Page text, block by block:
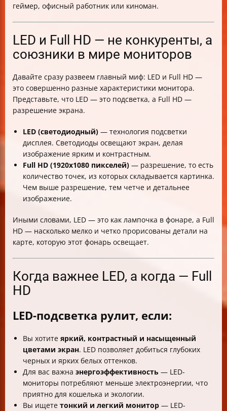
геймер, офисный работник или киноман.
LED и Full HD — не конкуренты, а
союзники в мире мониторов
Давайте сразу развеем главный миф: LED и Full HD —
это совершенно разные характеристики монитора.
Представьте, что LED — это подсветка, а Full HD —
разрешение экрана.
LED (светодиодный) — технология подсветки
дисплея. Светодиоды освещают экран, делая
изображение ярким и контрастным.
Full HD (1920x1080 пикселей) — разрешение, то есть
количество точек, из которых складывается картинка.
Чем выше разрешение, тем четче и детальнее
изображение.
Иными словами, LED — это как лампочка в фонаре, а Full
HD — насколько мелко и четко прорисованы детали на
карте, которую этот фонарь освещает.
Когда важнее LED, а когда — Full
HD
LED-подсветка рулит, если:
Вы хотите яркий, контрастный и насыщенный
цветами экран. LED позволяет добиться глубоких
черных и ярких белых оттенков.
Для вас важна энергоэффективность — LED-
мониторы потребляют меньше электроэнергии, что
приятно для кошелька и экологии.
Вы ищете тонкий и легкий монитор — LED-